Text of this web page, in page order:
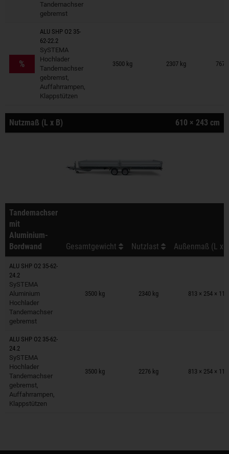
Tandemachser
gebremst
%
ALU SHP O2 35-
62-22.2
SySTEMA
Hochlader
Tandemachser
gebremst,
Auffahrrampen,
Klappstützen
3500 kg 2307 kg 767
Anhänger auf Merkzettel
Nutzmaß (L x B) 610 × 243 cm
Tandemachser
mit
Aluminium-
Bordwand
Gesamtgewicht Nutzlast Außenmaß (L x
ALU SHP O2 35-62-
24.2
SySTEMA
Aluminium
Hochlader
Tandemachser
gebremst
3500 kg 2340 kg 813 × 254 ×
Anhänger auf Merkzettel
ALU SHP O2 35-62-
24.2
SySTEMA
Hochlader
Tandemachser
gebremst,
Auffahrrampen,
Klappstützen
3500 kg 2276 kg 813 × 254 ×
Anhänger auf Merkzettel